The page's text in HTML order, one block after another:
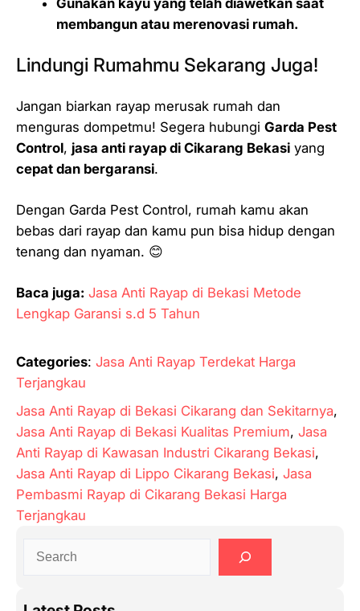
Gunakan kayu yang telah diawetkan saat
membangun atau merenovasi rumah.
Lindungi Rumahmu Sekarang Juga!
Jangan biarkan rayap merusak rumah dan
menguras dompetmu! Segera hubungi Garda Pest
Control, jasa anti rayap di Cikarang Bekasi yang
cepat dan bergaransi.
Dengan Garda Pest Control, rumah kamu akan
bebas dari rayap dan kamu pun bisa hidup dengan
tenang dan nyaman. 😊
Baca juga: Jasa Anti Rayap di Bekasi Metode
Lengkap Garansi s.d 5 Tahun
Categories: Jasa Anti Rayap Terdekat Harga
Terjangkau
Jasa Anti Rayap di Bekasi Cikarang dan Sekitarnya
Jasa Anti Rayap di Bekasi Kualitas Premium, Jasa
Anti Rayap di Kawasan Industri Cikarang Bekasi
Jasa Anti Rayap di Lippo Cikarang Bekasi, Jasa
Pembasmi Rayap di Cikarang Bekasi Harga
Terjangkau